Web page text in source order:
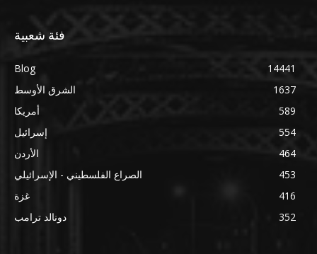
فئة شعبية
Blog
14441
الشرق الأوسط
1637
أمريكا
589
إسرائيل
554
الأردن
464
الصراع الفلسطيني - الإسرائيلي
453
غزة
416
دونالد ترامب
352